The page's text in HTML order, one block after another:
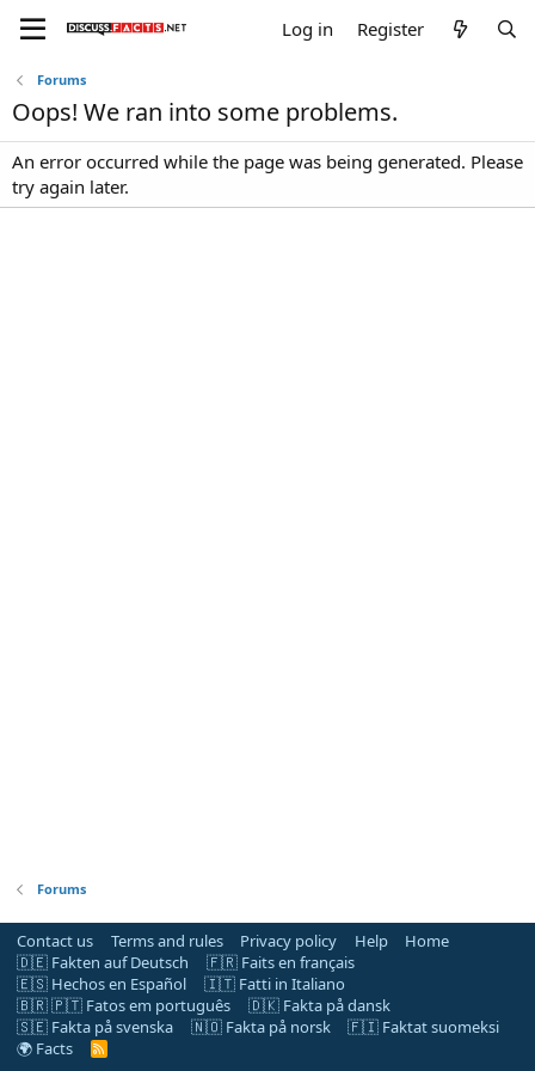
Log in Register
Forums
Oops! We ran into some problems.
An error occurred while the page was being generated. Please
try again later.
Forums
Contact us Terms and rules Privacy policy Help
Home
🇩🇪 Fakten auf Deutsch
🇫🇷 Faits en français
🇪🇸 Hechos en Español
🇮🇹 Fatti in Italiano
🇧🇷 🇵🇹 Fatos em português
🇩🇰 Fakta på dansk
🇸🇪 Fakta på svenska
🇳🇴 Fakta på norsk
🇫🇮 Faktat suomeksi
🌍 Facts
R